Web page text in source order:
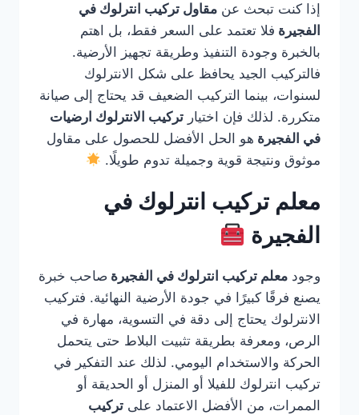
إذا كنت تبحث عن مقاول تركيب انترلوك في
الفجيرة فلا تعتمد على السعر فقط، بل اهتم
بالخبرة وجودة التنفيذ وطريقة تجهيز الأرضية.
فالتركيب الجيد يحافظ على شكل الانترلوك
لسنوات، بينما التركيب الضعيف قد يحتاج إلى صيانة
متكررة. لذلك فإن اختيار تركيب الانترلوك ارضيات
في الفجيرة هو الحل الأفضل للحصول على مقاول
موثوق ونتيجة قوية وجميلة تدوم طويلًا.
معلم تركيب انترلوك في
الفجيرة
وجود معلم تركيب انترلوك في الفجيرة صاحب خبرة
يصنع فرقًا كبيرًا في جودة الأرضية النهائية. فتركيب
الانترلوك يحتاج إلى دقة في التسوية، مهارة في
الرص، ومعرفة بطريقة تثبيت البلاط حتى يتحمل
الحركة والاستخدام اليومي. لذلك عند التفكير في
تركيب انترلوك للفيلا أو المنزل أو الحديقة أو
الممرات، من الأفضل الاعتماد على تركيب